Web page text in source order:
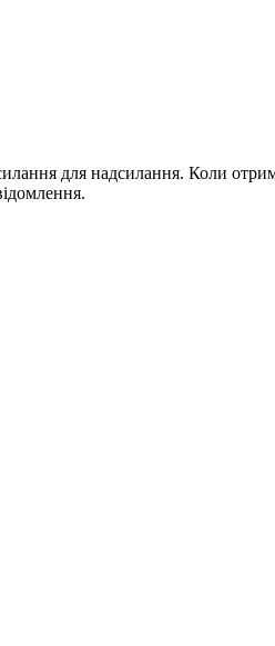
для надсилання. Коли